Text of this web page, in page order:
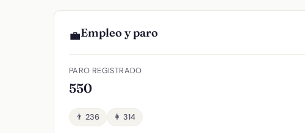
💼Empleo y paro
PARO REGISTRADO
550
👨 236 👩 314